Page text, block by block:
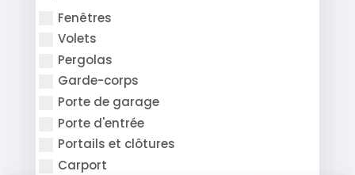
Fenêtres
Volets
Pergolas
Garde-corps
Porte de garage
Porte d'entrée
Portails et clôtures
Carport